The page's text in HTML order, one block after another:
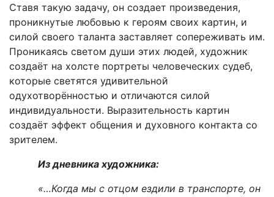
Ставя такую задачу, он создает произведения,
проникнутые любовью к героям своих картин, и
силой своего таланта заставляет сопереживать им.
Проникаясь светом души этих людей, художник
создаёт на холсте портреты человеческих судеб,
которые светятся удивительной
одухотворённостью и отличаются силой
индивидуальности. Выразительность картин
создаёт эффект общения и духовного контакта со
зрителем.
Из дневника художника:
«…Когда мы с отцом ездили в транспорте, он